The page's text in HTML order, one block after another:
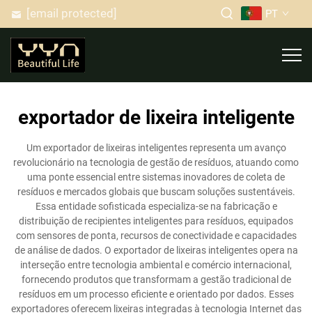
[email protected] PT
exportador de lixeira inteligente
Um exportador de lixeiras inteligentes representa um avanço
revolucionário na tecnologia de gestão de resíduos, atuando como
uma ponte essencial entre sistemas inovadores de coleta de
resíduos e mercados globais que buscam soluções sustentáveis.
Essa entidade sofisticada especializa-se na fabricação e
distribuição de recipientes inteligentes para resíduos, equipados
com sensores de ponta, recursos de conectividade e capacidades
de análise de dados. O exportador de lixeiras inteligentes opera na
interseção entre tecnologia ambiental e comércio internacional,
fornecendo produtos que transformam a gestão tradicional de
resíduos em um processo eficiente e orientado por dados. Esses
exportadores oferecem lixeiras integradas à tecnologia Internet das